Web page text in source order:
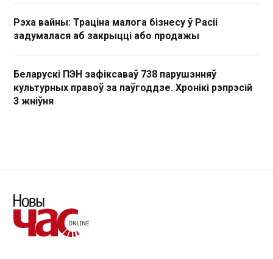
Рэха вайны: Траціна малога бізнесу ў Расіі
задумалася аб закрыцці або продажы
Беларускі ПЭН зафіксаваў 738 парушэнняў
культурных правоў за паўгоддзе. Хронікі рэпрэсій
3 жніўня